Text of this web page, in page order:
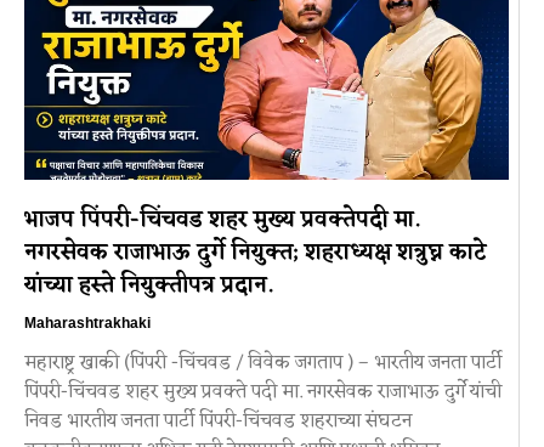
भाजप पिंपरी-चिंचवड शहर मुख्य प्रवक्तेपदी मा.
नगरसेवक राजाभाऊ दुर्गे नियुक्त; शहराध्यक्ष शत्रुघ्न काटे
यांच्या हस्ते नियुक्तीपत्र प्रदान.
Maharashtrakhaki
महाराष्ट्र खाकी (पिंपरी -चिंचवड / विवेक जगताप ) – भारतीय जनता पार्टी
पिंपरी-चिंचवड शहर मुख्य प्रवक्ते पदी मा. नगरसेवक राजाभाऊ दुर्गे यांची
निवड भारतीय जनता पार्टी पिंपरी-चिंचवड शहराच्या संघटन